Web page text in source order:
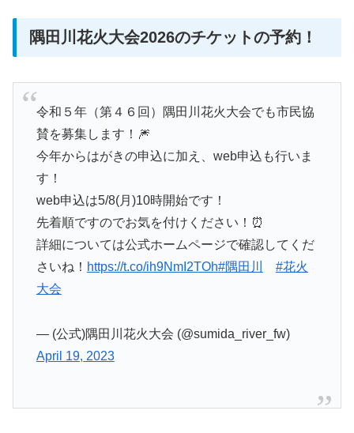
隅田川花火大会2026のチケットの予約！
令和５年（第４６回）隅田川花火大会でも市民協
賛を募集します！🎆
今年からはがきの申込に加え、web申込も行いま
す！
web申込は5/8(月)10時開始です！
先着順ですのでお気を付けください！⏰
詳細については公式ホームページで確認してくだ
さいね！ https://t.co/ih9NmI2TOh#隅田川
#花火
大会
— (公式)隅田川花火大会 (@sumida_river_fw)
April 19, 2023